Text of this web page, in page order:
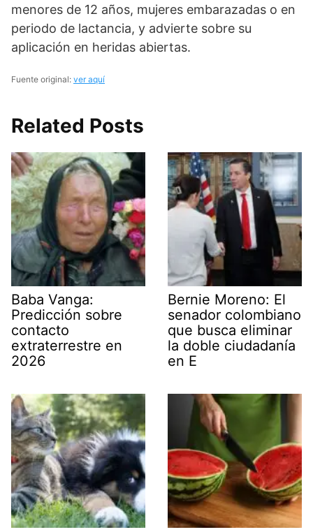
menores de 12 años, mujeres embarazadas o en
periodo de lactancia, y advierte sobre su
aplicación en heridas abiertas.
Fuente original: ver aquí
Related Posts
Baba Vanga:
Predicción sobre
contacto
extraterrestre en
2026
Bernie Moreno: El
senador colombiano
que busca eliminar
la doble ciudadanía
en E